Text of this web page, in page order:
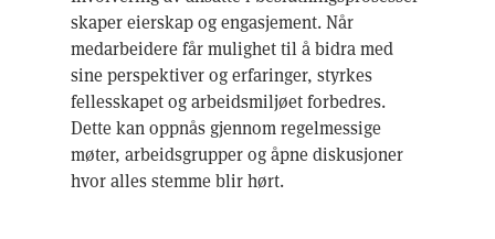
skaper eierskap og engasjement. Når
medarbeidere får mulighet til å bidra med
sine perspektiver og erfaringer, styrkes
fellesskapet og arbeidsmiljøet forbedres.
Dette kan oppnås gjennom regelmessige
møter, arbeidsgrupper og åpne diskusjoner
hvor alles stemme blir hørt.